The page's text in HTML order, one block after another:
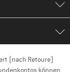
(nach Retoure)
können